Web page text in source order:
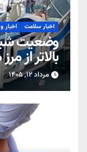
اخبار سلامت اخبار
وضعیت
بالاتر از
مرداد ۱۲, ۱۴۰۵